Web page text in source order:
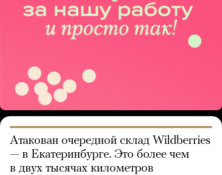
Атакован очередной склад Wildberries
— в Екатеринбурге. Это более чем
в двух тысячах километров